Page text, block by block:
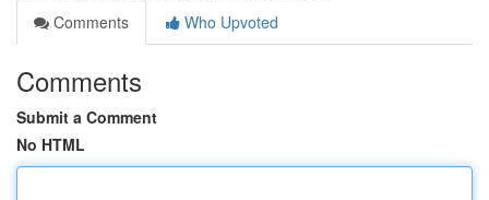
Comments
Who Upvoted
Comments
Submit a Comment
No HTML